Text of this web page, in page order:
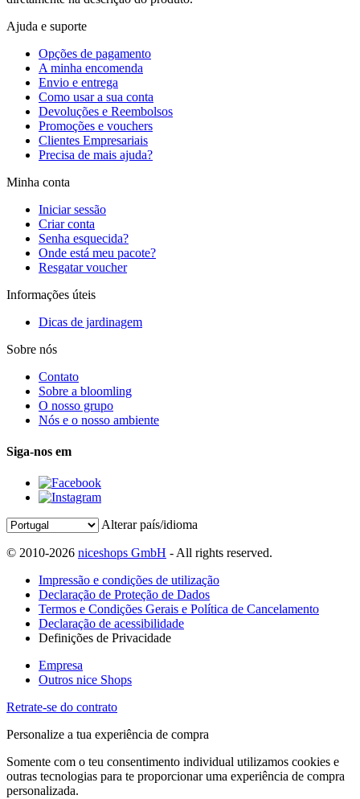
Ajuda e suporte
Opções de pagamento
A minha encomenda
Envio e entrega
Como usar a sua conta
Devoluções e Reembolsos
Promoções e vouchers
Clientes Empresariais
Precisa de mais ajuda?
Minha conta
Iniciar sessão
Criar conta
Senha esquecida?
Onde está meu pacote?
Resgatar voucher
Informações úteis
Dicas de jardinagem
Sobre nós
Contato
Sobre a bloomling
O nosso grupo
Nós e o nosso ambiente
Siga-nos em
Alterar país/idioma
© 2010-2026 niceshops GmbH - All rights reserved.
Impressão e condições de utilização
Declaração de Proteção de Dados
Termos e Condições Gerais e Política de Cancelamento
Declaração de acessibilidade
Definições de Privacidade
Empresa
Outros nice Shops
Retrate-se do contrato
Personalize a tua experiência de compra
Somente com o teu consentimento individual utilizamos cookies e
outras tecnologias para te proporcionar uma experiência de compra
personalizada.